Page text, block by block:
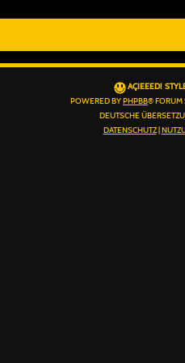
AÇIEEED!
POWERED BY PHPBB® FORUM
DEUTSCHE
DATENSCHUTZ|